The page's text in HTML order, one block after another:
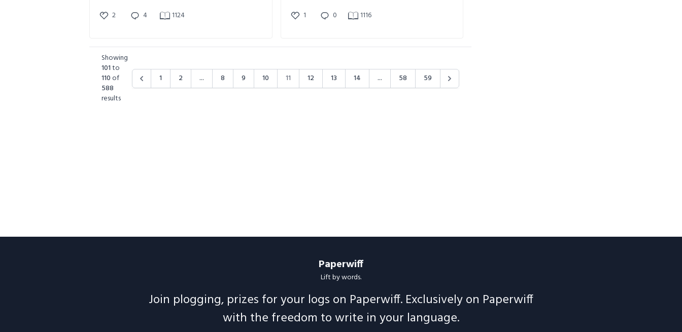
2 4 1124 1 0 1116
Showing
101to
110 of
588
results
1 2 ... 8 9 10 11 12 13 14 ... 58 59
Paperwiff
Lift by words.
Join plogging, prizes for your logs on Paperwiff. Exclusively on Paperwiff
with the freedom to write in your language.